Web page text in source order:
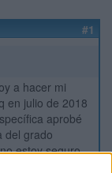
#1
a hacer mi
en julio de 2018
aprobé
del grado
estoy seguro